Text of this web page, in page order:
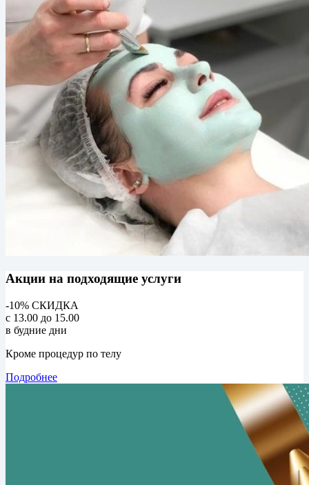
Акции на подходящие услуги
-10% СКИДКА
с 13.00 до 15.00
в будние дни
Кроме процедур по телу
Подробнее